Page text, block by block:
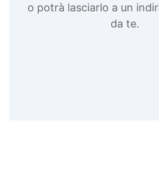
o potrà lasciarlo a un
da te.